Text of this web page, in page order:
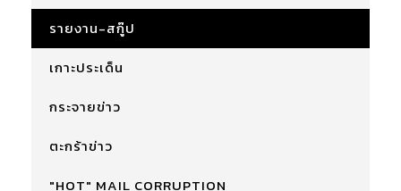
รายงาน-สกู๊ป
เกาะประเด็น
กระจายข่าว
ตะกร้าข่าว
"HOT" MAIL CORRUPTION